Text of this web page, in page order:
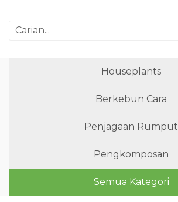
Houseplants
Berkebun Cara
Penjagaan Rumput
Pengkomposan
Semua Kategori